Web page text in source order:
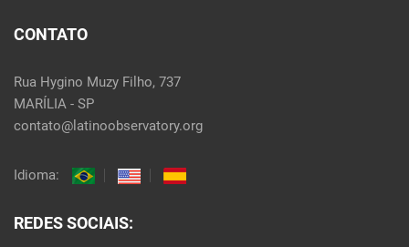
CONTATO
Rua Hygino Muzy Filho, 737
MARÍLIA - SP
contato@latinoobservatory.org
Idioma:
REDES SOCIAIS: